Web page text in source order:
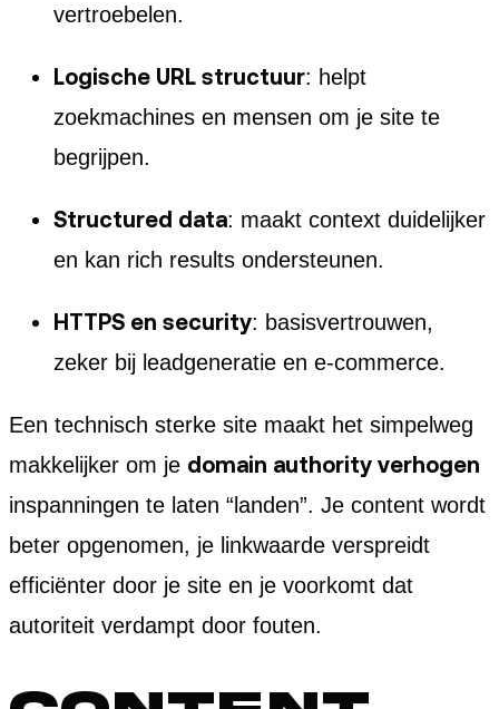
vertroebelen.
Logische URL structuur: helpt
zoekmachines en mensen om je site te
begrijpen.
Structured data: maakt context duidelijker
en kan rich results ondersteunen.
HTTPS en security: basisvertrouwen,
zeker bij leadgeneratie en e-commerce.
Een technisch sterke site maakt het simpelweg
makkelijker om je domain authority verhogen
inspanningen te laten “landen”. Je content wordt
beter opgenomen, je linkwaarde verspreidt
efficiënter door je site en je voorkomt dat
autoriteit verdampt door fouten.